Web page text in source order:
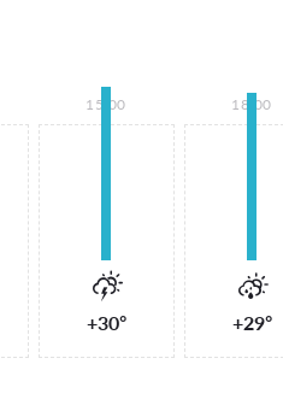
15:00
+30°
18:00
+29°